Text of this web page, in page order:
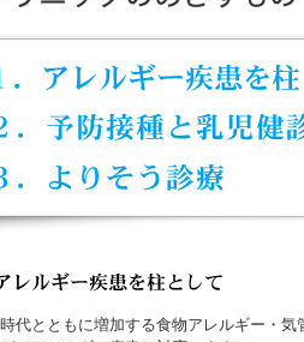
時代とともに増加する食物アレルギー・